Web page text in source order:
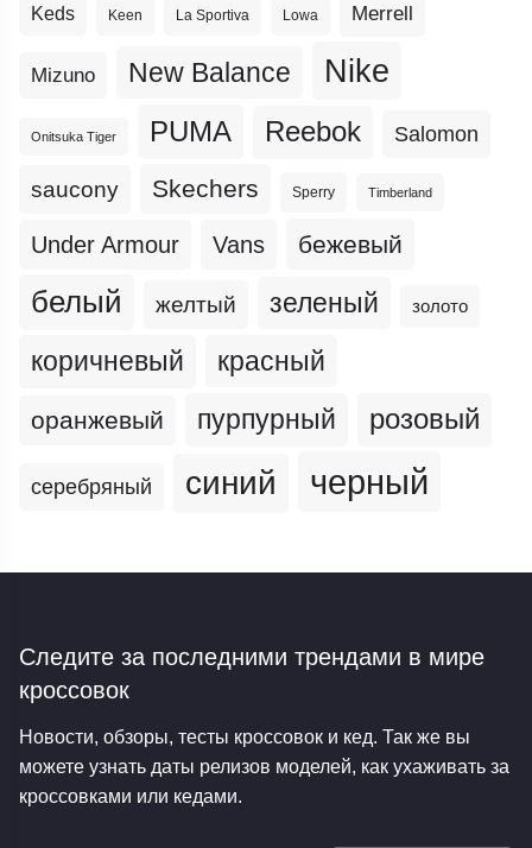
Keds Keen La Sportiva Lowa Merrell
Mizuno New Balance Nike
Onitsuka Tiger PUMA Reebok Salomon
saucony Skechers Sperry Timberland
Under Armour Vans бежевый
белый желтый зеленый золото
коричневый красный
оранжевый пурпурный розовый
серебряный синий черный
Следите за последними трендами в мире
кроссовок
Новости, обзоры, тесты кроссовок и кед. Так же вы
можете узнать даты релизов моделей, как ухаживать за
кроссовками или кедами.